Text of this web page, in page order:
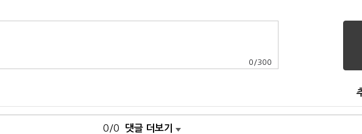
0 /300
0/0 댓글 더보기